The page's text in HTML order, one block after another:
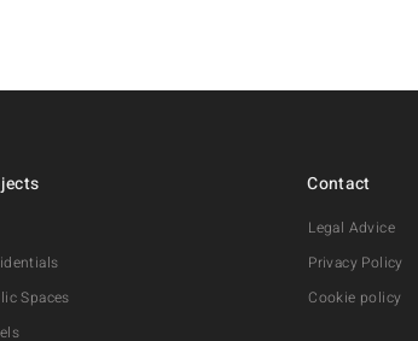
Spaces
Contact
Legal Advice
Privacy Policy
Cookie policy